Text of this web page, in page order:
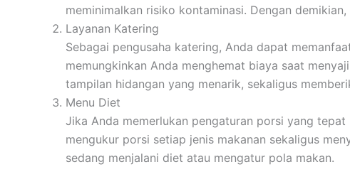
meminimalkan risiko kontaminasi. Dengan
Layanan Katering
Sebagai pengusaha katering, Anda dapat
memungkinkan Anda menghemat biaya saat
tampilan hidangan yang menarik, sekaligus
Menu Diet
Jika Anda memerlukan pengaturan porsi yang
mengukur porsi setiap jenis makanan sekaligus
sedang menjalani diet atau mengatur pola makan.